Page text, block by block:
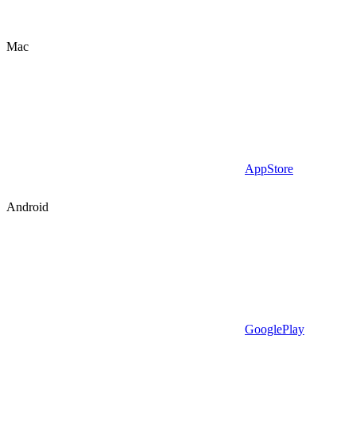
Mac
AppStore
Android
GooglePlay